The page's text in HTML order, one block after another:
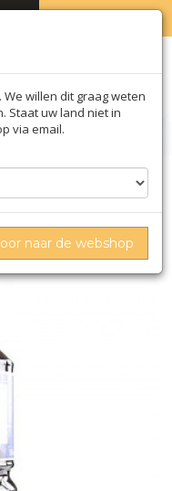
voor poke
willen dit graag weten
Staat uw land niet in
via email.
naar de webshop